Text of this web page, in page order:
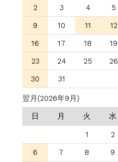
問い合わせ停止期間のご案内...
2
3 4 5
9
10 11 12
16
17 18 19
23
24 25 26
30
31
翌月(2026年9月)
日
月 火 水
1
2
6
7 8 9